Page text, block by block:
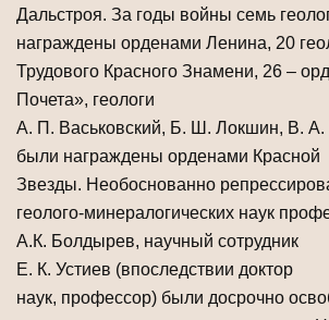
Дальстроя. За годы войны семь
награждены орденами Ленина, 20
Трудового Красного Знамени, 26 –
Почета», геологи
А. П. Васьковский, Б. Ш. Локшин, В. А.
были награждены орденами Красной
Звезды. Необоснованно
геолого-минералогических наук
А.К. Болдырев, научный сотрудник
Е. К. Устиев (впоследствии доктор
наук, профессор) были досрочно